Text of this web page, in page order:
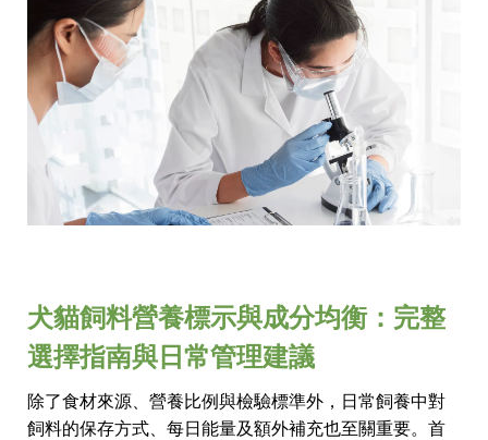
犬貓飼料營養標示與成分均衡：完整
選擇指南與日常管理建議
除了食材來源、營養比例與檢驗標準外，日常飼養中對
飼料的保存方式、每日能量及額外補充也至關重要。首